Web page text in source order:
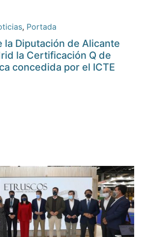
, Portada
la Diputación de Alicante
la Certificación Q de
concedida por el ICTE